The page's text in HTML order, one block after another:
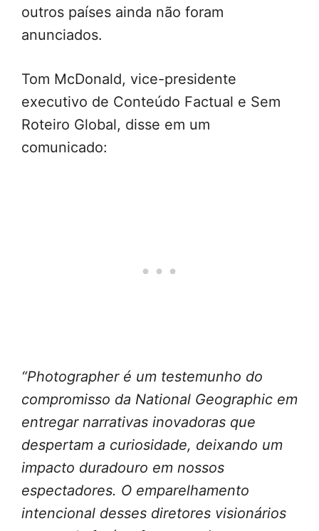
outros países ainda não foram
anunciados.
Tom McDonald, vice-presidente
executivo de Conteúdo Factual e Sem
Roteiro Global, disse em um
comunicado:
“Photographer é um testemunho do
compromisso da National Geographic em
entregar narrativas inovadoras que
despertam a curiosidade, deixando um
impacto duradouro em nossos
espectadores. O emparelhamento
intencional desses diretores visionários